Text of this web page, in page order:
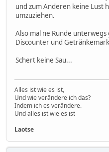
und zum Anderen keine Lust
umzuziehen.
Also mal ne Runde
Discounter und
Schert keine Sau...
Alles ist wie es ist,
Und wie verändere ich das?
Indem ich es verändere.
Und alles ist wie es ist
Laotse